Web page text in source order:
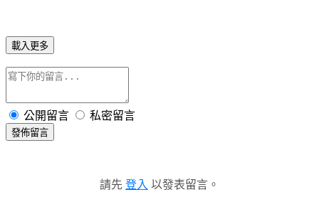
載入更多
公開留言 私密留言
發佈留言
請先 登入 以發表留言。